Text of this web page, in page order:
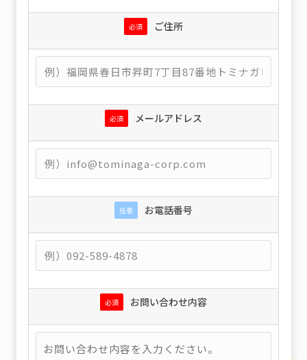
必須 ご住所
必須 メールアドレス
任意 お電話番号
必須 お問い合わせ内容